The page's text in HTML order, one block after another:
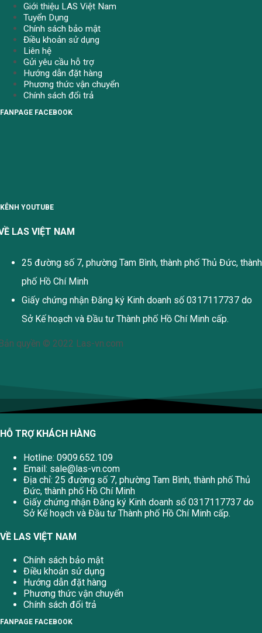
Giới thiệu LAS Việt Nam
Tuyển Dụng
Chính sách bảo mật
Điều khoản sử dụng
Liên hệ
Gửi yêu cầu hỗ trợ
Hướng dẫn đặt hàng
Phương thức vận chuyển
Chính sách đổi trả
FANPAGE FACEBOOK
KÊNH YOUTUBE
LAS VIỆT NAM
25 đường số 7, phường Tam Bình, thành phố Thủ Đức, thành
phố Hồ Chí Minh
Giấy chứng nhận Đăng ký Kinh doanh số 0317117737 do
Sở Kế hoạch và Đầu tư Thành phố Hồ Chí Minh cấp.
quyền © 2022 Las-vn.com
HỖ TRỢ KHÁCH HÀNG
Hotline: 0909.652.109
Email: sale@las-vn.com
Địa chỉ: 25 đường số 7, phường Tam Bình, thành phố Thủ
Đức, thành phố Hồ Chí Minh
Giấy chứng nhận Đăng ký Kinh doanh số 0317117737 do
Sở Kế hoạch và Đầu tư Thành phố Hồ Chí Minh cấp.
VỀ LAS VIỆT NAM
Chính sách bảo mật
Điều khoản sử dụng
Hướng dẫn đặt hàng
Phương thức vận chuyển
Chính sách đổi trả
FANPAGE FACEBOOK